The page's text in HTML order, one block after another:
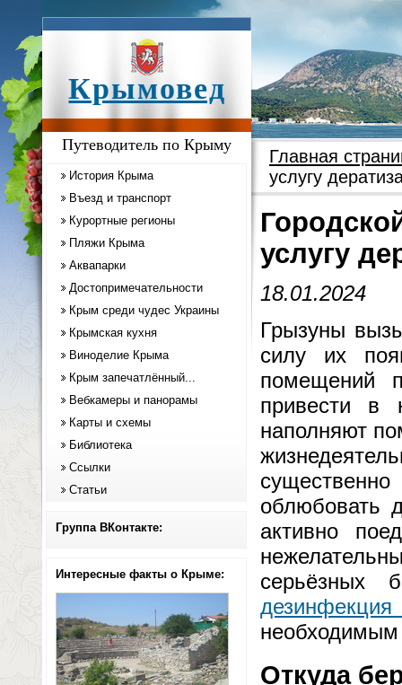
Крымовед
Путеводитель по Крыму
История Крыма
Въезд и транспорт
Курортные регионы
Пляжи Крыма
Аквапарки
Достопримечательности
Крым среди чудес Украины
Крымская кухня
Виноделие Крыма
Крым запечатлённый...
Вебкамеры и панорамы
Карты и схемы
Библиотека
Ссылки
Статьи
Группа ВКонтакте:
Интересные факты о Крыме:
Главная
услугу
услугу
18.01.2024
Грызуны
силу их
помещений
привести в
наполняют
существенно
облюбовать
активно
серьёзных
Откуда